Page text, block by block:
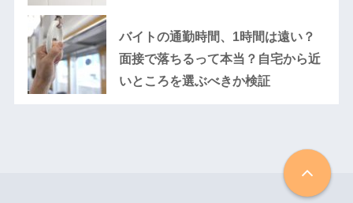
バイトの通勤時間、1時間は遠い？
面接で落ちるって本当？自宅から近
いところを選ぶべきか検証